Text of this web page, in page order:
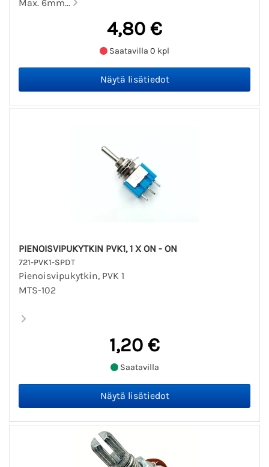
Max. 6mm...
4,80 €
Saatavilla 0 kpl
PIENOISVIPUKYTKIN PVK1, 1 X ON - ON
721-PVK1-SPDT
Pienoisvipukytkin, PVK 1
MTS-102
1,20 €
Saatavilla